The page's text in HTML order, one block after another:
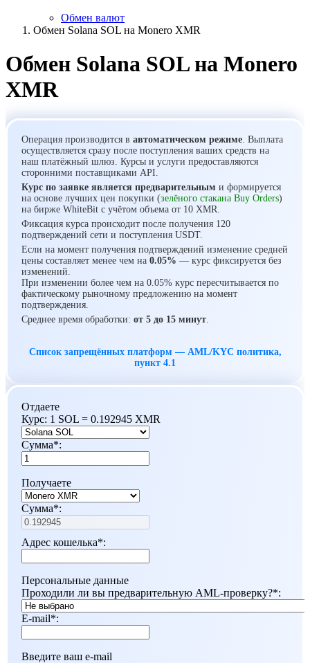
Обмен валют
Обмен Solana SOL на Monero XMR
Обмен Solana SOL на Monero
XMR
Операция производится в автоматическом режиме . Выплата
осуществляется сразу после поступления ваших средств на
наш платёжный шлюз. Курсы и услуги предоставляются
сторонними поставщиками API.
Курс по заявке является предварительным и формируется
на основе лучших цен покупки (зелёного стакана Buy Orders)
на бирже WhiteBit с учётом объема от 10 XMR.
Фиксация курса происходит после получения 120
подтверждений сети и поступления USDT.
Если на момент получения подтверждений изменение средней
цены составляет менее чем на 0.05% — курс фиксируется без
изменений.
При изменении более чем на 0.05% курс пересчитывается по
фактическому рыночному предложению на момент
подтверждения.
Среднее время обработки: от 5 до 15 минут
Список запрещённых платформ — AML/KYC политика,
пункт 4.1
Отдаете
Курс: 1 SOL = 0.192945 XMR
Сумма*:
Получаете
Сумма*:
Адрес кошелька*:
Персональные данные
Проходили ли вы предварительную AML-проверку?*:
E-mail*:
Введите ваш e-mail